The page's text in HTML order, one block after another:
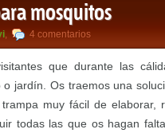
mosquitos
, 4 comentarios
que durante las
jardín. Os traemos una
muy fácil de elaborar,
todas las que os hagan